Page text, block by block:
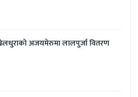
अजयमेरुमा लालपुर्जा वितरण